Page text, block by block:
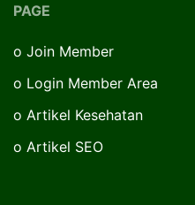
PAGE
o Join Member
o Login Member Area
o Artikel Kesehatan
o Artikel SEO